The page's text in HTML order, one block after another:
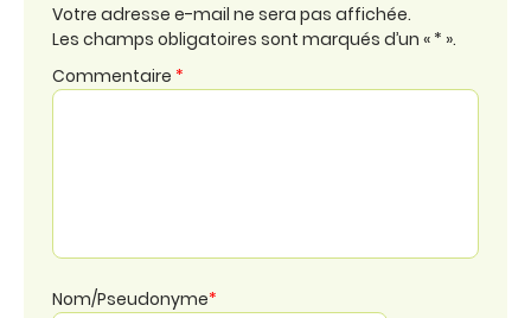
Votre adresse e-mail ne sera pas affichée.
Les champs obligatoires sont marqués d’un « * ».
Commentaire *
Nom/Pseudonyme*